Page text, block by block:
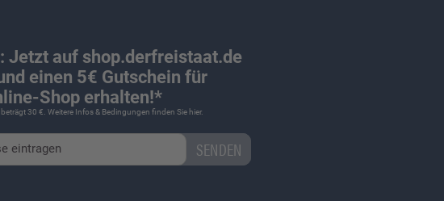
Jetzt auf shop.derfreistaat.de
einen 5€ Gutschein für
Shop erhalten!*
30 €. Weitere Infos & Bedingungen finden Sie hier.